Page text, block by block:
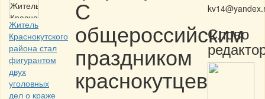
Житель
Краснокутского
района стал
фигурантом
двух
уголовных
дел о краже
С
общероссийским
праздником
краснокутцев
Слово